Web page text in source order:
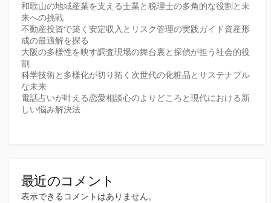
和歌山の地域産業を支える士業と税理士の多角的な役割と未
来への挑戦
不動産投資で築く安定収入とリスク管理の実践ガイド資産形
成の最適解を探る
大阪の多様性を映す調査現場の舞台裏と探偵が担う社会的役
割
科学技術と多様化が切り拓く次世代の化粧品とサステナブル
な未来
電話占いが叶える恋愛相談心のよりどころと現代における新
しい悩み解決法
最近のコメント
表示できるコメントはありません。